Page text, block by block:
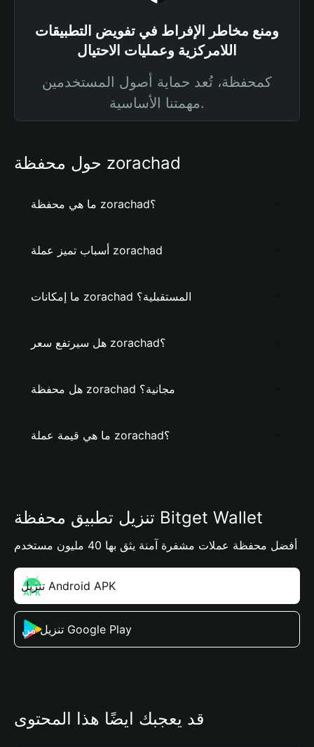
ومنع مخاطر الإفراط في تفويض التطبيقات
اللامركزية وعمليات الاحتيال
كمحفظة، تُعد حماية أصول المستخدمين
مهمتنا الأساسية.
حول محفظة zorachad
ما هي محفظة zorachad؟
أسباب تميز عملة zorachad
ما إمكانات zorachad المستقبلية؟
هل سيرتفع سعر zorachad؟
هل محفظة zorachad مجانية؟
ما هي قيمة عملة zorachad؟
تنزيل تطبيق محفظة Bitget Wallet
أفضل محفظة عملات مشفرة آمنة يثق بها 40 مليون مستخدم
تنزيل Android APK
تنزيل من Google Play
قد يعجبك أيضًا هذا المحتوى